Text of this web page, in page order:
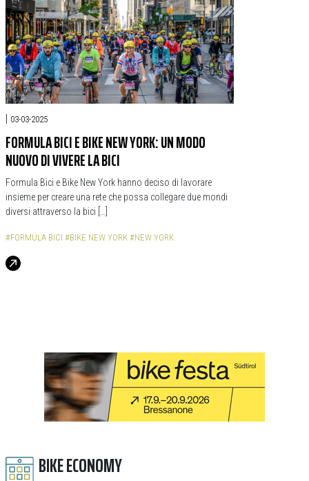
| 03-03-2025
FORMULA BICI E BIKE NEW YORK: UN MODO
NUOVO DI VIVERE LA BICI
Formula Bici e Bike New York hanno deciso di lavorare
insieme per creare una rete che possa collegare due mondi
diversi attraverso la bici […]
#FORMULA BICI #BIKE NEW YORK #NEW YORK
BIKE ECONOMY